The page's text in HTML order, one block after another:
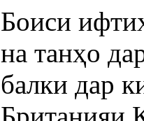
Боиси
на танҳо
балки дар